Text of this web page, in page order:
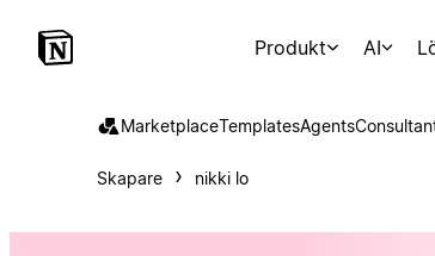
Produkt AI
MarketplaceTemplatesAgents
Skapare nikki lo